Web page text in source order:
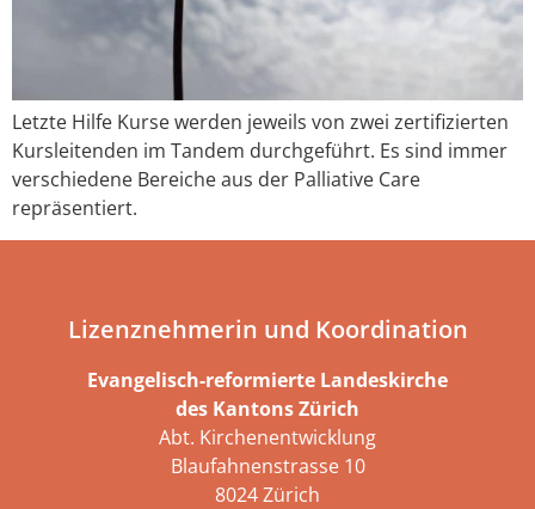
Letzte Hilfe Kurse werden jeweils von zwei zertifizierten
Kursleitenden im Tandem durchgeführt. Es sind immer
verschiedene Bereiche aus der Palliative Care
repräsentiert.
Lizenznehmerin und Koordination
Evangelisch-reformierte Landeskirche
des Kantons Zürich
Abt. Kirchenentwicklung
Blaufahnenstrasse 10
8024 Zürich